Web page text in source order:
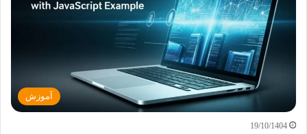
آموزش
19/10/1404